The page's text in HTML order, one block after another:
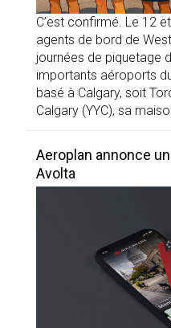
C’est confirmé. Le 12
agents de bord de
journées de piquetage
importants aéroports
basé à Calgary, soit
Calgary (YYC), sa
Aeroplan annonce
Avolta